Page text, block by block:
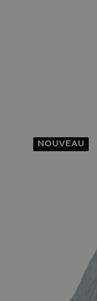
NOUVEAU